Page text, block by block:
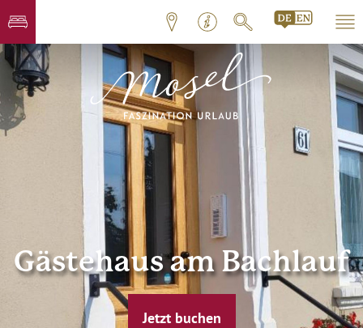
Gästehaus am Bachlauf
Jetzt buchen